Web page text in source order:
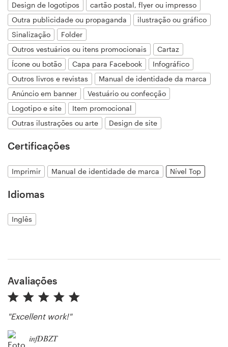
Design de logotipos
cartão postal, flyer ou impresso
Outra publicidade ou propaganda
ilustração ou gráfico
Sinalização
Folder
Outros vestuários ou itens promocionais
Cartaz
Ícone ou botão
Capa para Facebook
Infográfico
Outros livros e revistas
Manual de identidade da marca
Anúncio em banner
Vestuário ou confecção
Logotipo e site
Item promocional
Outras ilustrações ou arte
Design de site
Certificações
Imprimir Manual de identidade de marca Nível Top
Idiomas
Inglês
Avaliações
"Excellent work!"
infDBZT
Manual de identidade da marca
Pesquisar todas as categorias
Suporte
+49 30 568 37640
Blog